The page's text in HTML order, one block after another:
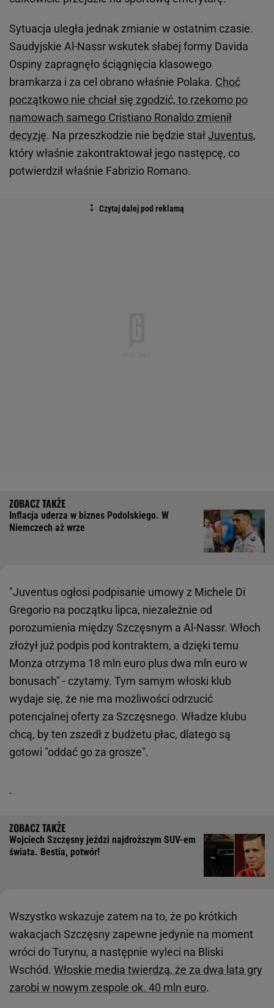
Sytuacja uległa jednak zmianie w ostatnim czasie.
Saudyjskie Al-Nassr wskutek słabej formy Davida
Ospiny zapragnęło ściągnięcia klasowego
bramkarza i za cel obrano właśnie Polaka. Choć
początkowo nie chciał się zgodzić, to rzekomo po
namowach samego Cristiano Ronaldo zmienił
decyzję. Na przeszkodzie nie będzie stałJuventus,
który właśnie zakontraktował jego następcę, co
potwierdził właśnie Fabrizio Romano.
Inflacja uderza w biznes Podolskiego. W
Niemczech aż wrze
"Juventus ogłosi podpisanie umowy z Michele Di
Gregorio na początku lipca, niezależnie od
porozumienia między Szczęsnym a Al-Nassr. Włoch
złożył już podpis pod kontraktem, a dzięki temu
Monza otrzyma 18 mln euro plus dwa mln euro w
bonusach" - czytamy. Tym samym włoski klub
wydaje się, że nie ma możliwości odrzucić
potencjalnej oferty za Szczęsnego. Władze klubu
chcą, by ten zszedł z budżetu płac, dlatego są
gotowi "oddać go za grosze".
Wojciech Szczęsny jeździ najdroższym SUV-em
świata. Bestia, potwór!
Wszystko wskazuje zatem na to, że po krótkich
wakacjach Szczęsny zapewne jedynie na moment
wróci do Turynu, a następnie wyleci na Bliski
Wschód. Włoskie media twierdzą, że za dwa lata gry
zarobi w nowym zespole ok. 40 mln euro.